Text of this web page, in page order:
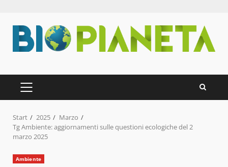
Inhalt
springen
PRIMÄRES
MENÜ
Start 2025
Marzo
Tg Ambiente: aggiornamenti sulle questioni ecologiche del 2
marzo 2025
Ambiente